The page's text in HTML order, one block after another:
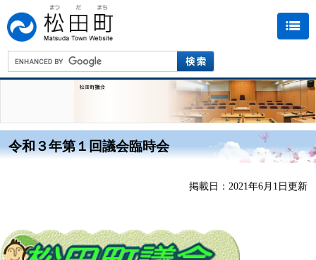
令和３年第１回議会臨時会
掲載日：2021年6月1日更新